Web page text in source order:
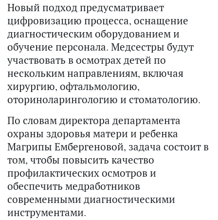
Новый подход предусматривает
цифровизацию процесса, оснащение
диагностическим оборудованием и
обучение персонала. Медсестры будут
участвовать в осмотрах детей по
нескольким направлениям, включая
хирургию, офтальмологию,
оториноларингологию и стоматологию.
По словам директора департамента
охраны здоровья матери и ребенка
Магрипы Ембергеновой, задача состоит в
том, чтобы повысить качество
профилактических осмотров и
обеспечить медработников
современными диагностическими
инструментами.